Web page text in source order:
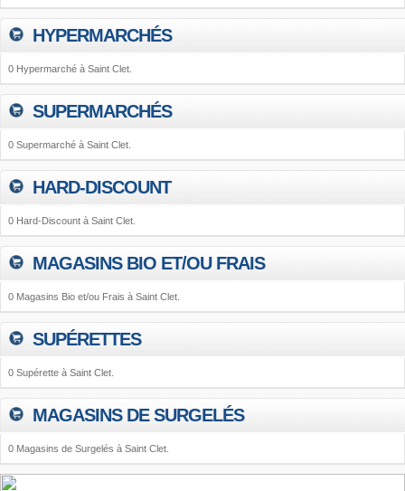
HYPERMARCHÉS
0 Hypermarché à Saint Clet.
SUPERMARCHÉS
0 Supermarché à Saint Clet.
HARD-DISCOUNT
0 Hard-Discount à Saint Clet.
MAGASINS BIO ET/OU FRAIS
0 Magasins Bio et/ou Frais à Saint Clet.
SUPÉRETTES
0 Supérette à Saint Clet.
MAGASINS DE SURGELÉS
0 Magasins de Surgelés à Saint Clet.